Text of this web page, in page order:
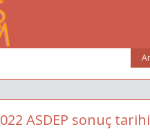
ASDEP sonuç tarihi